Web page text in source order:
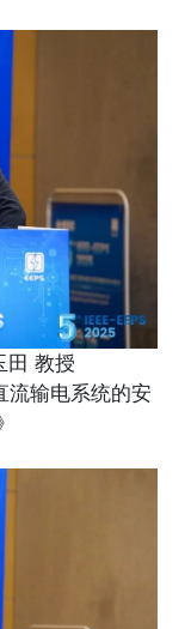
田 教授
流输电系统的安